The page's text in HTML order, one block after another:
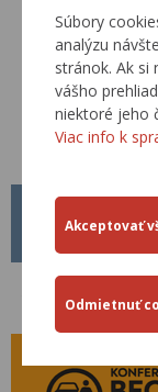
Súbory
analýzu
stránok. Ak si
vášho
niektoré jeho
Viac info k
01.04.2026
Od 01.04.2026 je
tvorbu,
Ministerstva